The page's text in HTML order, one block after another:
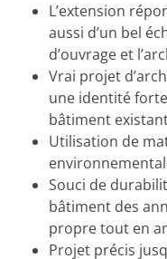
L’extension
aussi d’un bel
d’ouvrage et
Vrai projet
une identité
bâtiment
Utilisation de
Souci de
bâtiment des
propre tout en
Projet précis